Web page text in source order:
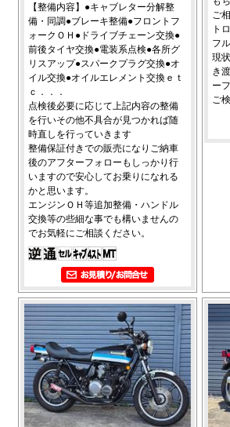
【整備内容】●キャブレター分解整
備・同調●ブレーキ整備●フロントフ
ォークＯＨ●ドライブチェーン交換●
前後タイヤ交換●電装系点検●各所グ
リスアップ●スパークプラグ交換●オ
イル交換●オイルエレメント交換ｅｔ
ｃ．．．
点検後必要に応じて上記内容の整備
を行いその他不具合が見つかれば随
時直しを行っていきます
整備保証付きでの販売になりご納車
後のアフターフォローもしっかり行
いますので安心してお乗りになれる
かと思います。
エンジンＯＨ等追加整備・ハンドル
交換等の些細な事でも構いませんの
でお気軽にご相談ください。
ご
ト
フ
現
き
ー
ご